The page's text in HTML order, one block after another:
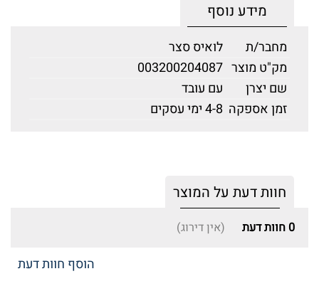
מידע נוסף
מחבר/ת
לואיס סצר
מק"ט מוצר 003200204087
שם יצרן
עם עובד
זמן אספקה 4-8 ימי עסקים
חוות דעת על המוצר
0 חוות דעת (אין דירוג)
הוסף חוות דעת